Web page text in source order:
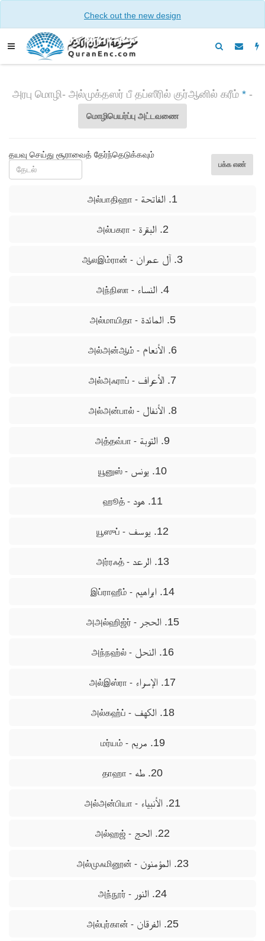
Check out the new design
அரபு மொழி- அல்முக்தஸர் பீ தப்ஸீரில் குர்ஆனில் கரீம் * -
மொழிபெயர்ப்பு அட்டவணை
தயவு செய்து சூராவைத் தேர்ந்தெடுக்கவும்
பக்க எண்
1. الفاتحة - அல்பாதிஹா
2. البقرة - அல்பகரா
3. آل عمران - ஆலஇம்ரான்
4. النساء - அந்நிஸா
5. المائدة - அல்மாயிதா
6. الأنعام - அல்அன்ஆம்
7. الأعراف - அல்அஃராப்
8. الأنفال - அல்அன்பால்
9. التوبة - அத்தவ்பா
10. يونس - யூனுஸ்
11. هود - ஹூத்
12. يوسف - யூஸுப்
13. الرعد - அர்ரஃத்
14. ابراهيم - இப்ராஹீம்
15. الحجر - அஅல்ஹிஜ்ர்
16. النحل - அந்நஹ்ல்
17. الإسراء - அல்இஸ்ரா
18. الكهف - அல்கஹ்ப்
19. مريم - மர்யம்
20. طه - தாஹா
21. الأنبياء - அல்அன்பியா
22. الحج - அல்ஹஜ்
23. المؤمنون - அல்முஃமினூன்
24. النور - அந்நூர்
25. الفرقان - அல்புர்கான்